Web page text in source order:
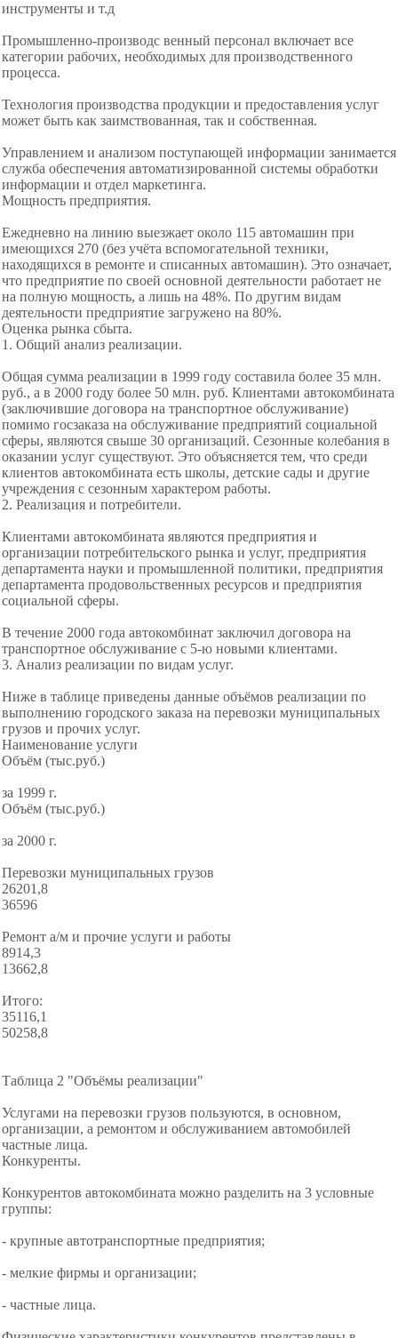
инструменты и т.д
Промышленно-производс венный персонал включает все
категории рабочих, необходимых для производственного
процесса.
Технология производства продукции и предоставления услуг
может быть как заимствованная, так и собственная.
Управлением и анализом поступающей информации занимается
служба обеспечения автоматизированной системы обработки
информации и отдел маркетинга.
Мощность предприятия.
Ежедневно на линию выезжает около 115 автомашин при
имеющихся 270 (без учёта вспомогательной техники,
находящихся в ремонте и списанных автомашин). Это означает,
что предприятие по своей основной деятельности работает не
на полную мощность, а лишь на 48%. По другим видам
деятельности предприятие загружено на 80%.
Оценка рынка сбыта.
1. Общий анализ реализации.
Общая сумма реализации в 1999 году составила более 35 млн.
руб., а в 2000 году более 50 млн. руб. Клиентами автокомбината
(заключившие договора на транспортное обслуживание)
помимо госзаказа на обслуживание предприятий социальной
сферы, являются свыше 30 организаций. Сезонные колебания в
оказании услуг существуют. Это объясняется тем, что среди
клиентов автокомбината есть школы, детские сады и другие
учреждения с сезонным характером работы.
2. Реализация и потребители.
Клиентами автокомбината являются предприятия и
организации потребительского рынка и услуг, предприятия
департамента науки и промышленной политики, предприятия
департамента продовольственных ресурсов и предприятия
социальной сферы.
В течение 2000 года автокомбинат заключил договора на
транспортное обслуживание с 5-ю новыми клиентами.
3. Анализ реализации по видам услуг.
Ниже в таблице приведены данные объёмов реализации по
выполнению городского заказа на перевозки муниципальных
грузов и прочих услуг.
Наименование услуги
Объём (тыс.руб.)
за 1999 г.
Объём (тыс.руб.)
за 2000 г.
Перевозки муниципальных грузов
26201,8
36596
Ремонт а/м и прочие услуги и работы
8914,3
13662,8
Итого:
35116,1
50258,8
Таблица 2 "Объёмы реализации"
Услугами на перевозки грузов пользуются, в основном,
организации, а ремонтом и обслуживанием автомобилей
частные лица.
Конкуренты.
Конкурентов автокомбината можно разделить на 3 условные
группы:
- крупные автотранспортные предприятия;
- мелкие фирмы и организации;
- частные лица.